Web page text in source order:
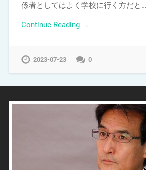
係者としてはよく学校に行く方だと…
Continue Reading →
2023-07-23 0